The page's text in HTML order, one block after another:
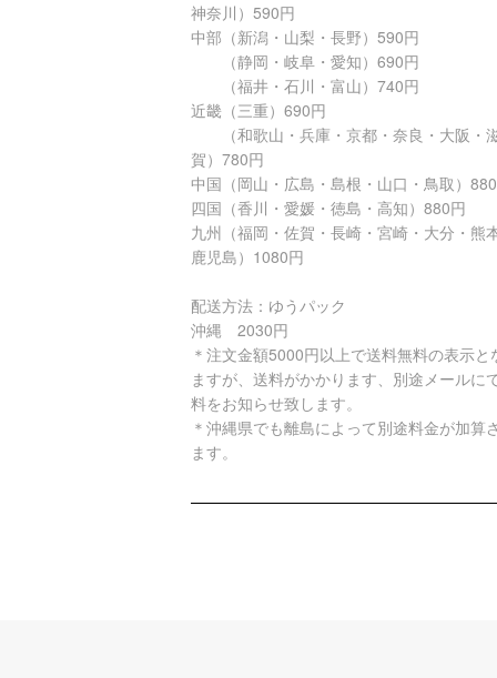
神奈川）590円
中部（新潟・山梨・長野）590円
（静岡・岐阜・愛知）690円
（福井・石川・富山）740円
近畿（三重）690円
（和歌山・兵庫・京都・奈良・大阪・
賀）780円
中国（岡山・広島・島根・山口・鳥取）
四国（香川・愛媛・徳島・高知）880円
九州（福岡・佐賀・長崎・宮崎・大分・熊
鹿児島）1080円
配送方法：ゆうパック
沖縄 2030円
＊注文金額5000円以上で送料無料の表示と
ますが、送料がかかります、別途メールに
料をお知らせ致します。
＊沖縄県でも離島によって別途料金が加算
ます。